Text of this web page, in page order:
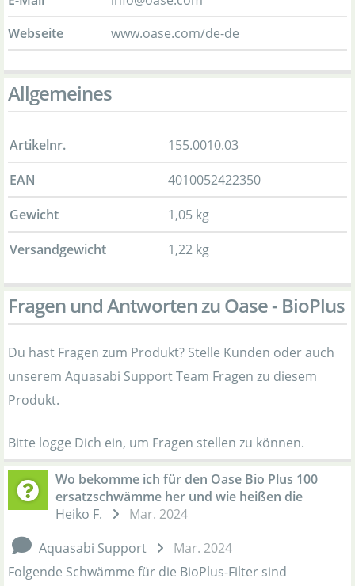
Webseite
www.oase.com/de-de
Allgemeines
Artikelnr.
155.0010.03
EAN
4010052422350
Gewicht
1,05 kg
Versandgewicht
1,22 kg
Fragen und Antworten zu Oase - BioPlus
Du hast Fragen zum Produkt? Stelle Kunden oder auch
unserem Aquasabi Support Team Fragen zu diesem
Produkt.
Bitte logge Dich ein, um Fragen stellen zu können.
Wo bekomme ich für den Oase Bio Plus 100
ersatzschwämme her und wie heißen die
Heiko F.
Mar. 2024
Aquasabi Support
Mar. 2024
Folgende Schwämme für die BioPlus-Filter sind